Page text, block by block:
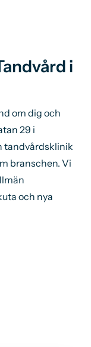
i
om dig och
29 i
tandvårdsklinik
branschen. Vi
och nya